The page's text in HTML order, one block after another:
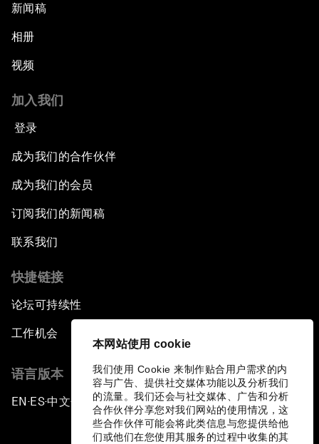
本网站使用 cookie
我们使用 Cookie 来制作贴合用户需求的内
容与广告、提供社交媒体功能以及分析我们
的流量。我们还会与社交媒体、广告和分析
合作伙伴分享您对我们网站的使用情况，这
些合作伙伴可能会将此类信息与您提供给他
们或他们在您使用其服务的过程中收集的其
新闻稿
相册
视频
加入我们
登录
成为我们的合作伙伴
成为我们的会员
订阅我们的新闻稿
联系我们
快捷链接
论坛可持续性
工作机会
语言版本
EN ▪ES▪中文▪ 日本語